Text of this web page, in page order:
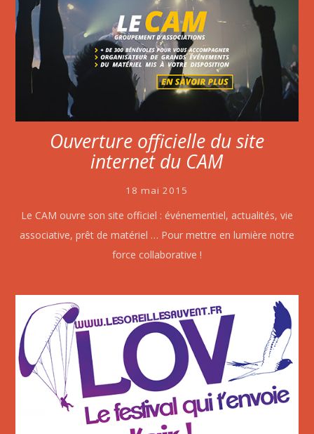
Ouverture officielle du site
internet du CAM
18 mai 2015
Le CAM ouvre son site officiel : événementiel, actualités, vie
associative, prêt de matériel … Pour mettre en lumière notre
force collaborative !